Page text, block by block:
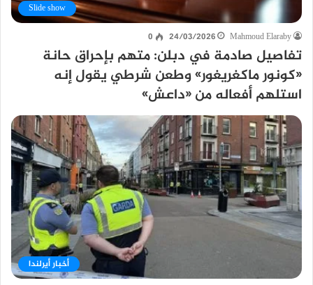
Slide show
Mahmoud Elaraby
24/03/2026
0
تفاصيل صادمة في دبلن: متهم بإحراق حانة
«كونور ماكغريغور» وطعن شرطي يقول إنه
استلهم أفعاله من «داعش»
أخبار أيرلندا